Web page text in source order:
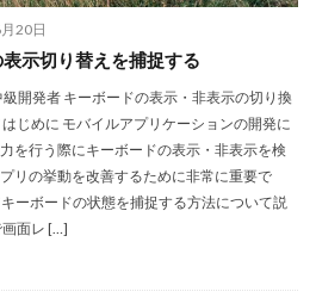
20日
示切り替えを捕捉する
開発者 キーボードの表示・非表示の切り換
じめに モバイルアプリケーションの開発に
を行う際にキーボードの表示・非表示を検
リの挙動を改善するために非常に重要で
ーボードの状態を捕捉する方法について説
画面レ […]